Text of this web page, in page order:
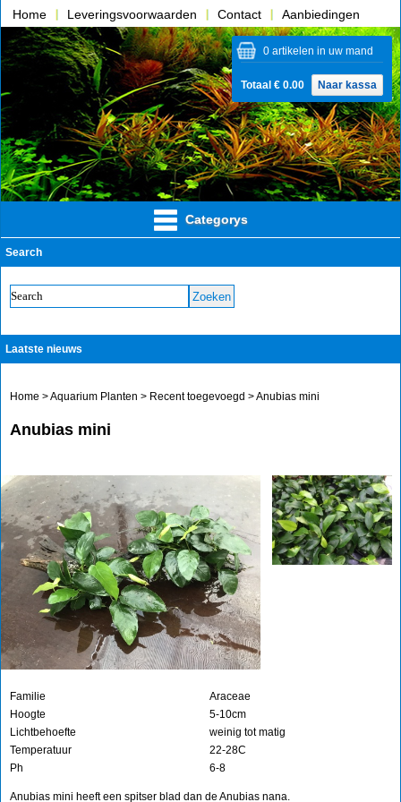
Home Leveringsvoorwaarden Contact
Aanbiedingen
Over ons
Categorys
Search
Laatste nieuws
0 artikelen in uw mand
Totaal € 0.00 Naar kassa
Home >Aquarium Planten > Recent toegevoegd > Anubias mini
Anubias mini
Familie
Araceae
Hoogte
5-10cm
Lichtbehoefte
weinig tot matig
Temperatuur
22-28C
Ph
6-8
Anubias mini heeft een spitser blad dan de Anubias nana.